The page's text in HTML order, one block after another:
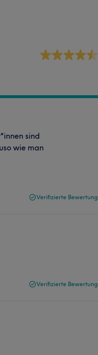
sind
wie man
Verifizierte Bewertung
Verifizierte Bewertung